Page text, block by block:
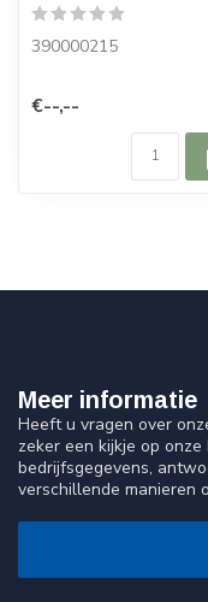
390000215
€--,--
Meer informatie
Heeft u vragen over
zeker een kijkje op
bedrijfsgegevens,
verschillende manieren